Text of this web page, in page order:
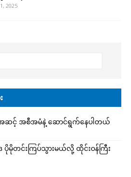
2025
ဆင့် အစီအမံနဲ့ ဆောင်ရွက်နေပါတယ်
မိုတင်းကြပ်သွားမယ်လို့ ထိုင်းဝန်ကြီး